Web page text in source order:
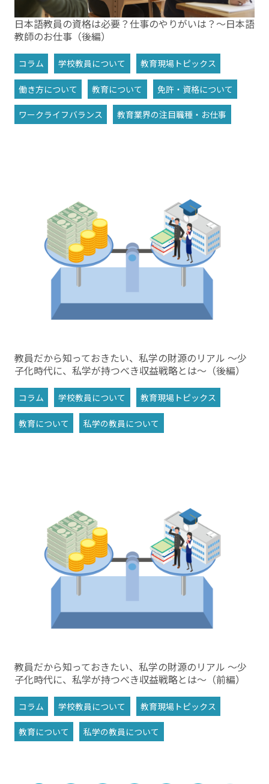
日本語教員の資格は必要？仕事のやりがいは？～日本語
教師のお仕事（後編）
コラム 学校教員について 教育現場トピックス
働き方について 教育について 免許・資格について
ワークライフバランス 教育業界の注目職種・お仕事
教員だから知っておきたい、私学の財源のリアル ～少
子化時代に、私学が持つべき収益戦略とは～（後編）
コラム 学校教員について 教育現場トピックス
教育について 私学の教員について
教員だから知っておきたい、私学の財源のリアル ～少
子化時代に、私学が持つべき収益戦略とは～（前編）
コラム 学校教員について 教育現場トピックス
教育について 私学の教員について